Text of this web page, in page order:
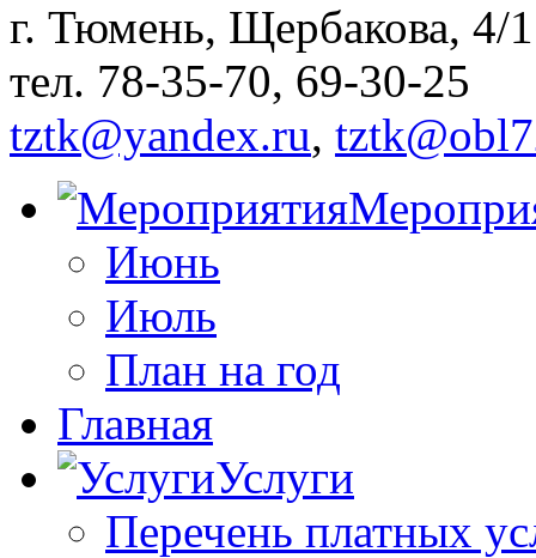
г. Тюмень, Щербакова, 4/
тел. 78-35-70, 69-30-25
tztk@yandex.ru,
Июнь
Июль
План на год
Главная
Услуги
Перечень платных